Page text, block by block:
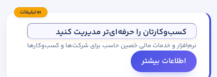
تبلیغات
کسب‌وکارتان را حرفه‌ای‌تر مدیریت کنید
نرم‌افزار و خدمات مالی حَصین حاسب برای شرکت‌ها و کسب‌وکارها
اطلاعات بیشتر